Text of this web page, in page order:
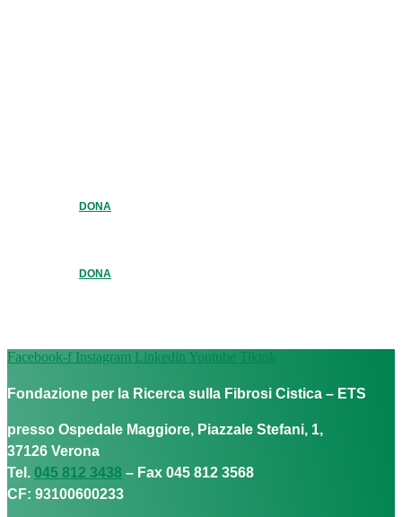
DONA
DONA
Facebook-f Instagram Linkedin Youtube Tiktok
Fondazione per la Ricerca sulla Fibrosi Cistica – ETS
presso Ospedale Maggiore, Piazzale Stefani, 1,
37126 Verona
Tel. 045 812 3438 – Fax 045 812 3568
CF: 93100600233